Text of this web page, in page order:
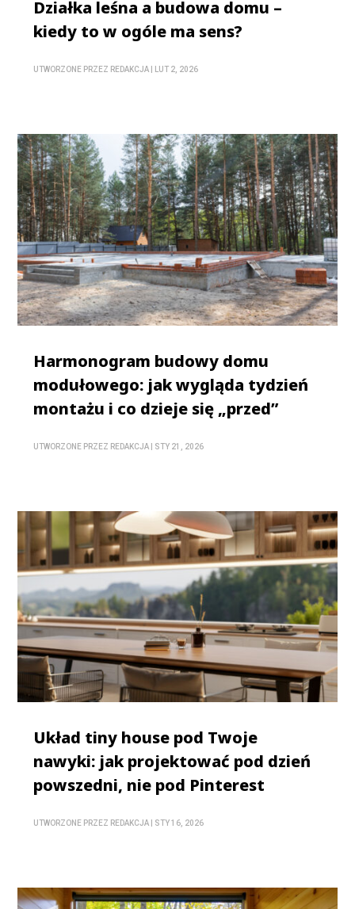
Działka leśna a budowa domu –
kiedy to w ogóle ma sens?
UTWORZONE PRZEZ REDAKCJA LUT 2, 2026
Harmonogram budowy domu
modułowego: jak wygląda tydzień
montażu i co dzieje się „przed”
UTWORZONE PRZEZ REDAKCJA STY 21, 2026
Układ tiny house pod Twoje
nawyki: jak projektować pod dzień
powszedni, nie pod Pinterest
UTWORZONE PRZEZ REDAKCJA STY 16, 2026